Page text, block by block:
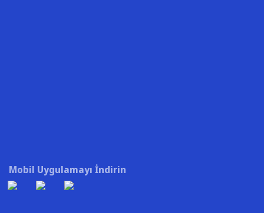
Mobil Uygulamayı İndirin